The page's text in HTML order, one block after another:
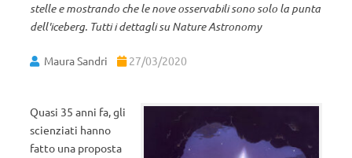
stelle e mostrando che le nove osservabili sono solo la punta
dell'iceberg. Tutti i dettagli su Nature Astronomy
Maura Sandri 27/03/2020
Quasi 35 anni fa, gli
scienziati hanno
fatto una proposta